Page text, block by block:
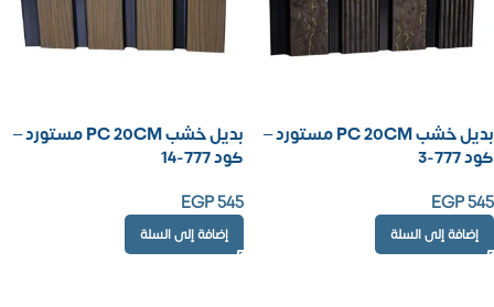
بديل خشب PC 20CM مستورد –
كود 777-3
EGP545
إضافة إلى السلة
بديل خشب PC 20CM مستورد –
كود 777-14
EGP545
إضافة إلى السلة